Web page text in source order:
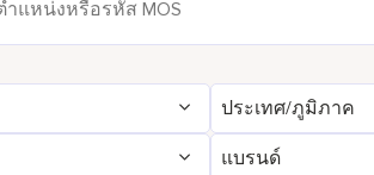
ประเทศ/ภูมิภาค
แบรนด์